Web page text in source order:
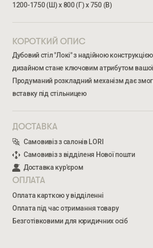
1200-1750 (Ш) х 800 (Г) х 750 (В)
КОРОТКИЙ ОПИС
Дубовий стіл "Локі" з надійною
дизайном стане ключовим атрибутом вашої
Продуманий розкладний механізм дає
вставку під стільницею
ДОСТАВКА
Самовивіз з салонів LORI
Самовивіз з відділеня Нової пошти
Доставка кур'єром
ОПЛАТА
Оплата карткою у відділенні
Оплата під час отримання товару
Безготівковими для юридичних осіб
Ми відкриті для співпраці з компаніями, які
облаштуванням житлової та комерційної
ЛОКІ S
27 453ГРН